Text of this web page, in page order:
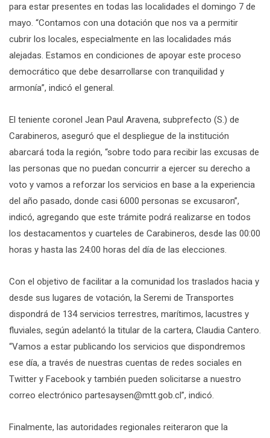
para estar presentes en todas las localidades el domingo 7 de
mayo. “Contamos con una dotación que nos va a permitir
cubrir los locales, especialmente en las localidades más
alejadas. Estamos en condiciones de apoyar este proceso
democrático que debe desarrollarse con tranquilidad y
armonía”, indicó el general.
El teniente coronel Jean Paul Aravena, subprefecto (S.) de
Carabineros, aseguró que el despliegue de la institución
abarcará toda la región, “sobre todo para recibir las excusas de
las personas que no puedan concurrir a ejercer su derecho a
voto y vamos a reforzar los servicios en base a la experiencia
del año pasado, donde casi 6000 personas se excusaron”,
indicó, agregando que este trámite podrá realizarse en todos
los destacamentos y cuarteles de Carabineros, desde las 00:00
horas y hasta las 24:00 horas del día de las elecciones.
Con el objetivo de facilitar a la comunidad los traslados hacia y
desde sus lugares de votación, la Seremi de Transportes
dispondrá de 134 servicios terrestres, marítimos, lacustres y
fluviales, según adelantó la titular de la cartera, Claudia Cantero.
“Vamos a estar publicando los servicios que dispondremos
ese día, a través de nuestras cuentas de redes sociales en
Twitter y Facebook y también pueden solicitarse a nuestro
correo electrónico partesaysen@mtt.gob.cl”, indicó.
Finalmente, las autoridades regionales reiteraron que la